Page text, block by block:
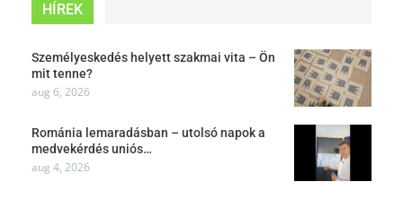
HÍREK
Személyeskedés helyett szakmai vita – Ön
mit tenne?
aug 6, 2026
Románia lemaradásban – utolsó napok a
medvekérdés uniós…
aug 4, 2026